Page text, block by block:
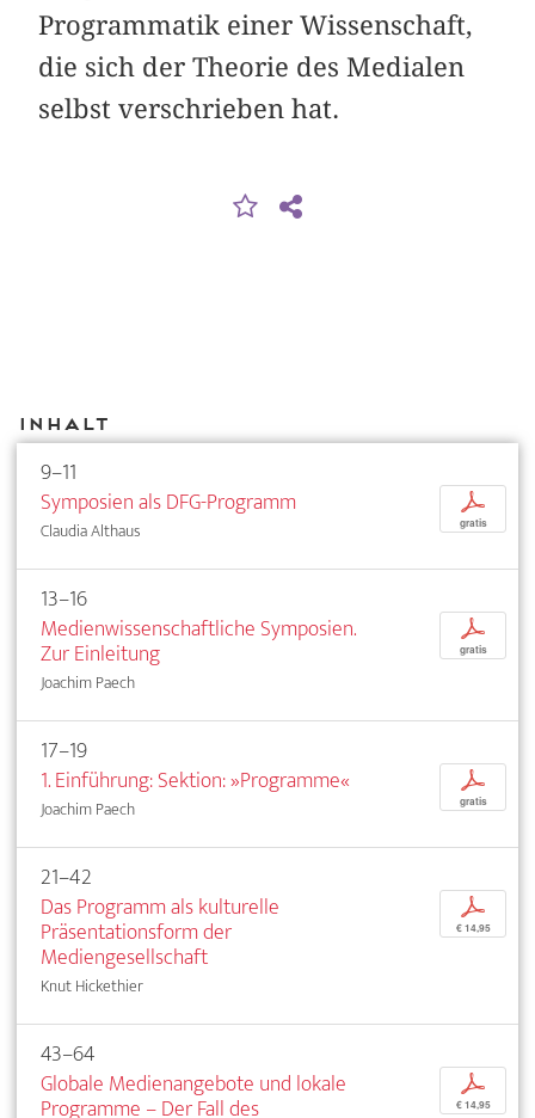
Programmatik einer Wissenschaft,
die sich der Theorie des Medialen
selbst verschrieben hat.
Inhalt
9–11
Symposien als DFG-Programm
Claudia Althaus
p
gratis
13–16
Medienwissenschaftliche Symposien.
Zur Einleitung
Joachim Paech
p
gratis
17–19
1. Einführung: Sektion: »Programme«
Joachim Paech
p
gratis
21–42
Das Programm als kulturelle
Präsentationsform der
Mediengesellschaft
Knut Hickethier
p
€ 14,95
43–64
Globale Medienangebote und lokale
Programme – Der Fall des
p
€ 14,95